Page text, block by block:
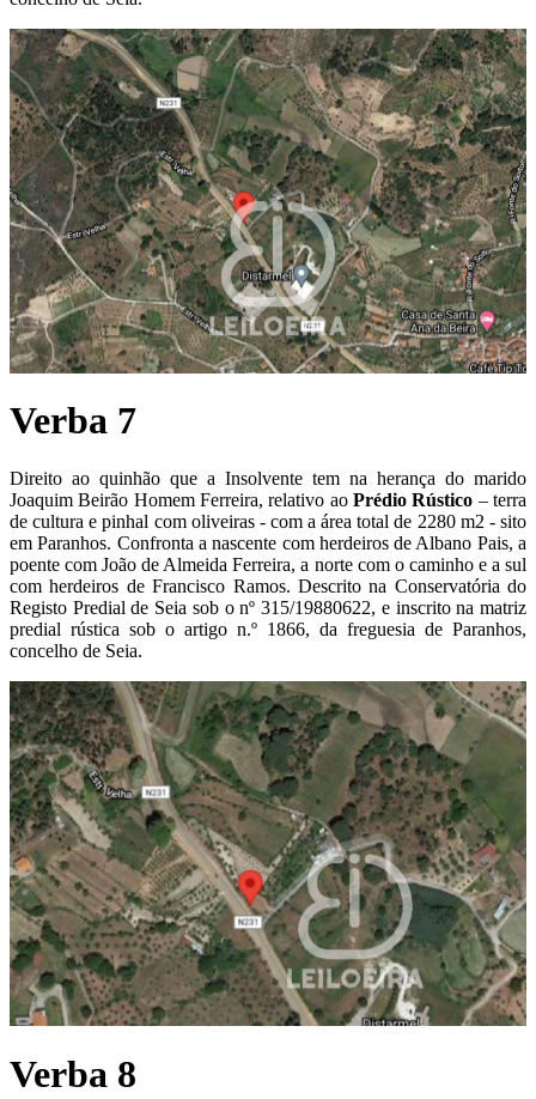
Verba 7
Direito ao quinhão que a Insolvente tem na herança do marido
Joaquim Beirão Homem Ferreira, relativo ao Prédio Rústico – terra
de cultura e pinhal com oliveiras - com a área total de 2280 m2 - sito
em Paranhos. Confronta a nascente com herdeiros de Albano Pais, a
poente com João de Almeida Ferreira, a norte com o caminho e a sul
com herdeiros de Francisco Ramos. Descrito na Conservatória do
Registo Predial de Seia sob o nº 315/19880622, e inscrito na matriz
predial rústica sob o artigo n.º 1866, da freguesia de Paranhos,
concelho de Seia.
Verba 8